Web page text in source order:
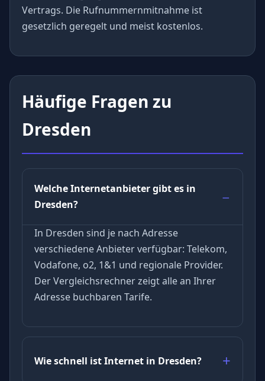
Vertrags. Die Rufnummernmitnahme ist
gesetzlich geregelt und meist kostenlos.
Häufige Fragen zu
Dresden
Welche Internetanbieter gibt es in
Dresden?
In Dresden sind je nach Adresse
verschiedene Anbieter verfügbar: Telekom,
Vodafone, o2, 1&1 und regionale Provider.
Der Vergleichsrechner zeigt alle an Ihrer
Adresse buchbaren Tarife.
Wie schnell ist Internet in Dresden?